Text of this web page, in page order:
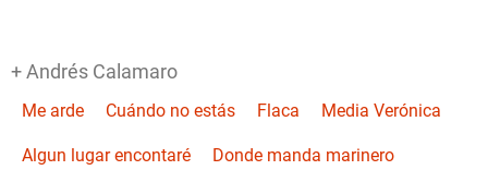
+ Andrés Calamaro
Me arde Cuándo no estás Flaca Media Verónica
Algun lugar encontaré Donde manda marinero